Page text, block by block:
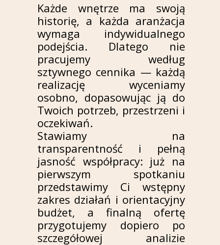
Każde wnętrze ma swoją
historię, a każda aranżacja
wymaga indywidualnego
podejścia. Dlatego nie
pracujemy według
sztywnego cennika — każdą
realizację wyceniamy
osobno, dopasowując ją do
Twoich potrzeb, przestrzeni i
oczekiwań.
Stawiamy na
transparentność i pełną
jasność współpracy: już na
pierwszym spotkaniu
przedstawimy Ci wstępny
zakres działań i orientacyjny
budżet, a finalną ofertę
przygotujemy dopiero po
szczegółowej analizie